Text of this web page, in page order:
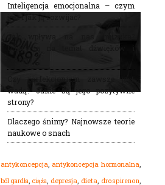
Inteligencja emocjonalna – czym
jest i jak ją rozwijać?
Czy perfekcjonizm zawsze jest
wadą? Jakie są jego pozytywne
strony?
Dlaczego śnimy? Najnowsze teorie
naukowe o snach
antykoncepcja antykoncepcja hormonalna
ból gardła ciąża depresja dieta drospirenon